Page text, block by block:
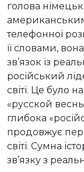
голова
телефонної
її словами,
зв’язок із
російський
світі. Це було
«русской
глибока
продовжує
світі. Сумна
зв’язку з